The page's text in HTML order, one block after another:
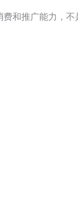
和推广能力，